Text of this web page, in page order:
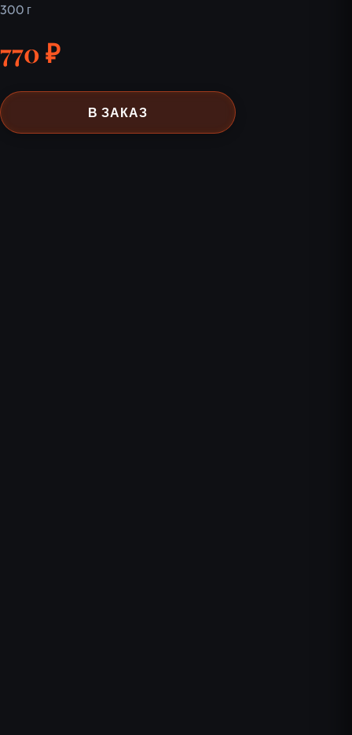
300 г
770 ₽
В ЗАКАЗ